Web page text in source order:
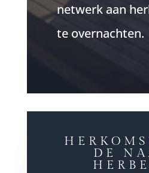
netwerk aan
te overnachten.
DE